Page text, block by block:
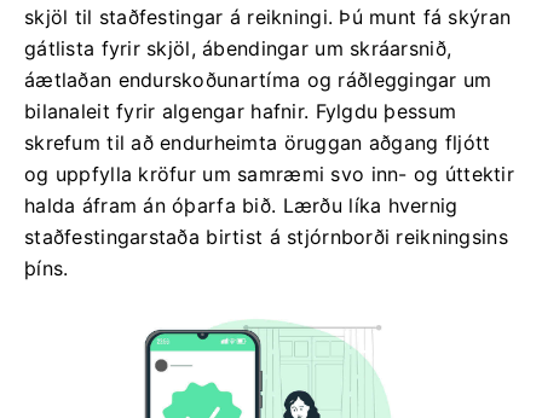
skjöl til staðfestingar á reikningi. Þú munt fá skýran
gátlista fyrir skjöl, ábendingar um skráarsnið,
áætlaðan endurskoðunartíma og ráðleggingar um
bilanaleit fyrir algengar hafnir. Fylgdu þessum
skrefum til að endurheimta öruggan aðgang fljótt
og uppfylla kröfur um samræmi svo inn- og úttektir
halda áfram án óþarfa bið. Lærðu líka hvernig
staðfestingarstaða birtist á stjórnborði reikningsins
þíns.